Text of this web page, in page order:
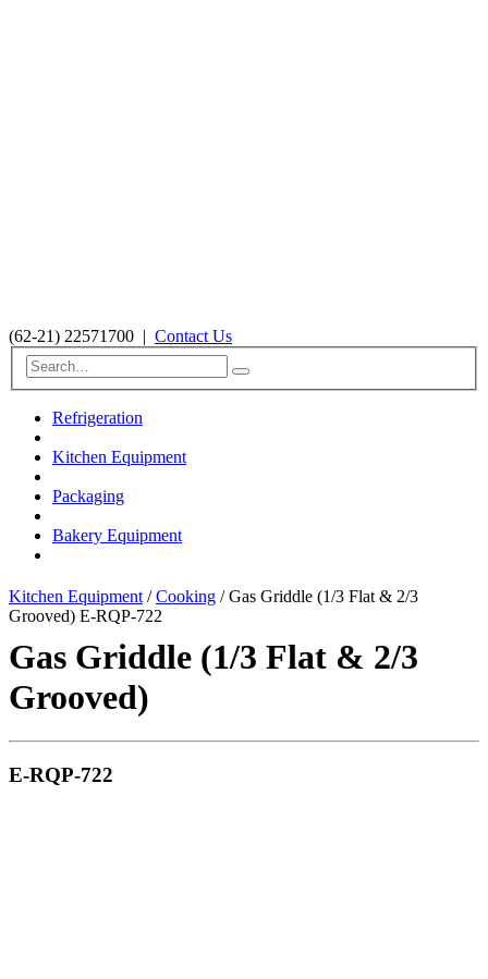
(62-21) 22571700 | Contact Us
Refrigeration
Kitchen Equipment
Packaging
Bakery Equipment
Kitchen Equipment /Cooking / Gas Griddle (1/3 Flat & 2/3
Grooved) E-RQP-722
Gas Griddle (1/3 Flat & 2/3
Grooved)
E-RQP-722